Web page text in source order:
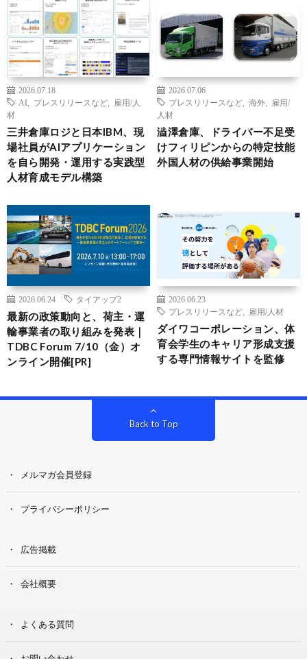
2026.07.18
AI
プレスリリースなど
雇用/人
材
三井倉庫ロジと日本IBM、現
場社員がAIアプリケーション
を自ら開発・運用する実践型
人材育成モデル構築
2026.07.06
プレスリリースなど
海外
雇用/
人材
澁澤倉庫、ドライバー不足受
けフィリピンからの特定技能
外国人材の供給事業開始
2026.06.24 タイアップ2
最新の政策動向と、荷主・運
輸事業者の取り組みを発表｜
TDBC Forum 7/10（金）オ
ンライン開催[PR]
2026.06.23
プレスリリースなど
雇用/人材
ダイワコーポレーション、体
育会学生のキャリア形成支援
する専門情報サイトを監修
Back to Top
メルマガ会員登録
プライバシーポリシー
広告掲載
会社概要
よくある質問